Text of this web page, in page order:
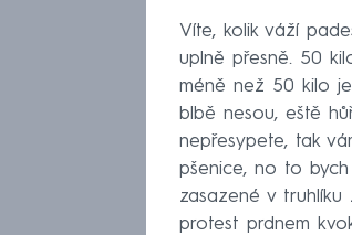
Víte, kolik váží
uplně přesně. 50
méně než 50 kilo
blbě nesou, eště
nepřesypete, tak
pšenice, no to
zasazené v
protest prdnem